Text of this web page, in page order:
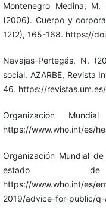
Montenegro Medina,
(2006). Cuerpo y
12(2), 165-168. https://
Navajas-Pertegás, N.
social. AZARBE, Revista
46. https://
Organización
https://www.who.int/es/
Organización Mundial
estado de
https://www.who.int/es/
2019/advice-for-public/